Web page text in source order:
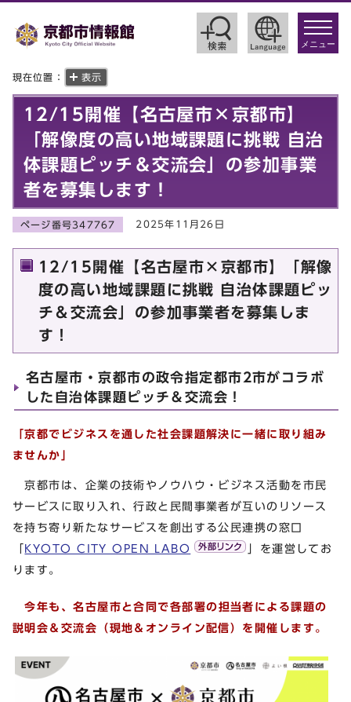
toggle
メニュー
現在位置： 表示
12/15開催【名古屋市×京都市】
「解像度の高い地域課題に挑戦 自治
体課題ピッチ＆交流会」の参加事業
者を募集します！
ページ番号347767 2025年11月26日
12/15開催【名古屋市×京都市】「解像
度の高い地域課題に挑戦 自治体課題ピッ
チ＆交流会」の参加事業者を募集しま
す！
名古屋市・京都市の政令指定都市2市がコラボ
した自治体課題ピッチ＆交流会！
「京都でビジネスを通した社会課題解決に一緒に取り組み
ませんか」
京都市は、企業の技術やノウハウ・ビジネス活動を市民
サービスに取り入れ、行政と民間事業者が互いのリソース
を持ち寄り新たなサービスを創出する公民連携の窓口
「KYOTO CITY OPEN LABO
」を運営してお
ります。
今年も 、名古屋市と合同で各部署の担当者による課題の
説明会＆交流会（現地＆オンライン配信）を開催します。